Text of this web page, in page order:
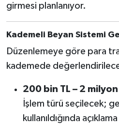
girmesi planlanıyor.
Kademeli Beyan Sistemi
Düzenlemeye göre para
kademede
200 bin TL – 2 milyon
İşlem türü seçilecek;
kullanıldığında